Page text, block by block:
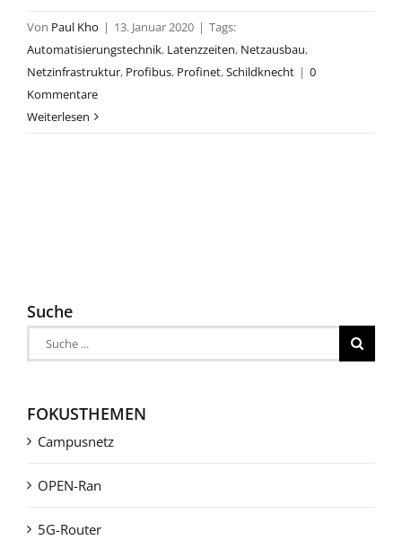
Von Paul Kho | 13. Januar 2020 | Tags:
Automatisierungstechnik, Latenzzeiten, Netzausbau,
Netzinfrastruktur, Profibus, Profinet,Schildknecht | 0
Kommentare
Weiterlesen
Suche
Suche
nach:
FOKUSTHEMEN
Campusnetz
OPEN-Ran
5G-Router